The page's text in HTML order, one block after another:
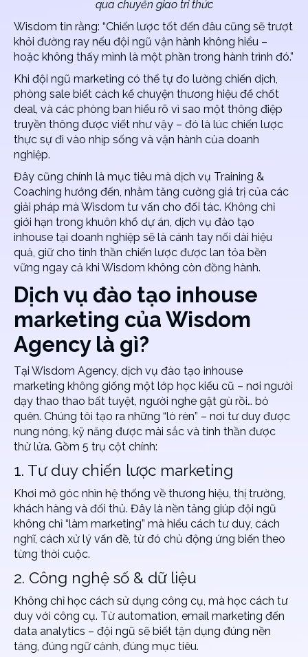
qua chuyển giao tri thức
Wisdom tin rằng: “Chiến lược tốt đến đâu cũng sẽ trượt
khỏi đường ray nếu đội ngũ vận hành không hiểu –
hoặc không thấy mình là một phần trong hành trình đó.”
Khi đội ngũ marketing có thể tự đo lường chiến dịch,
phòng sale biết cách kể chuyện thương hiệu để chốt
deal, và các phòng ban hiểu rõ vì sao một thông điệp
truyền thông được viết như vậy – đó là lúc chiến lược
thực sự đi vào nhịp sống và vận hành của doanh
nghiệp.
Đây cũng chính là mục tiêu mà dịch vụ Training &
Coaching hướng đến, nhằm tăng cường giá trị của các
giải pháp mà Wisdom tư vấn cho đối tác. Không chỉ
giới hạn trong khuôn khổ dự án, dịch vụ đào tạo
inhouse tại doanh nghiệp sẽ là cánh tay nối dài hiệu
quả, giữ cho tinh thần chiến lược được lan tỏa bền
vững ngay cả khi Wisdom không còn đồng hành.
Dịch vụ đào tạo inhouse
marketing của Wisdom
Agency là gì?
Tại Wisdom Agency, dịch vụ đào tạo inhouse
marketing không giống một lớp học kiểu cũ – nơi người
dạy thao thao bất tuyệt, người nghe gật gù rồi… bỏ
quên. Chúng tôi tạo ra những “lò rèn” – nơi tư duy được
nung nóng, kỹ năng được mài sắc và tinh thần được
thử lửa. Gồm 5 trụ cột chính:
1. Tư duy chiến lược marketing
Khơi mở góc nhìn hệ thống về thương hiệu, thị trường,
khách hàng và đối thủ. Đây là nền tảng giúp đội ngũ
không chỉ “làm marketing” mà hiểu cách tư duy, cách
nghĩ, cách xử lý vấn đề, từ đó chủ động ứng biến theo
từng thời cuộc.
2. Công nghệ số & dữ liệu
Không chỉ học cách sử dụng công cụ, mà học cách tư
duy với công cụ. Từ automation, email marketing đến
data analytics – đội ngũ sẽ biết tận dụng đúng nền
tảng, đúng ngữ cảnh, đúng mục tiêu.